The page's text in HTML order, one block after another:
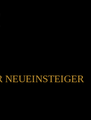
NEUEINSTEIGER